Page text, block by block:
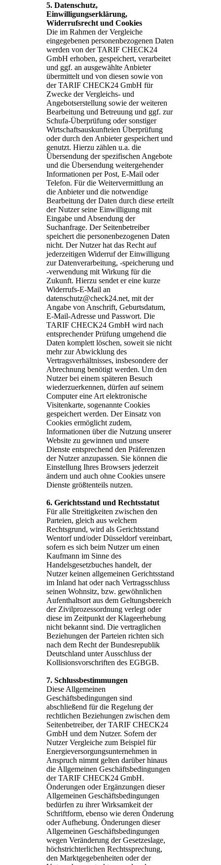
5. Datenschutz,
Einwilligungserklärung,
Widerrufsrecht und Cookies
Die im Rahmen der Vergleiche
eingegebenen personenbezogenen Daten
werden von der TARIF CHECK24
GmbH erhoben, gespeichert, verarbeitet
und ggf. an ausgewählte Anbieter
übermittelt und von diesen sowie von
der TARIF CHECK24 GmbH für
Zwecke der Vergleichs- und
Angebotserstellung sowie der weiteren
Bearbeitung und Betreuung und ggf. zur
Schufa-Überprüfung oder sonstiger
Wirtschaftsauskunfteien Überprüfung
oder durch den Anbieter gespeichert und
genutzt. Hierzu zählen u.a. die
Übersendung der spezifischen Angebote
und die Übersendung weitergehender
Informationen per Post, E-Mail oder
Telefon. Für die Weitervermittlung an
die Anbieter und die notwendige
Bearbeitung der Daten durch diese erteilt
der Nutzer seine Einwilligung mit
Eingabe und Absendung der
Suchanfrage. Der Seitenbetreiber
speichert die personenbezogenen Daten
nicht. Der Nutzer hat das Recht auf
jederzeitigen Widerruf der Einwilligung
zur Datenverarbeitung, -speicherung und
-verwendung mit Wirkung für die
Zukunft. Hierzu sendet er eine kurze
Widerrufs-E-Mail an
datenschutz@check24.net, mit der
Angabe von Anschrift, Geburtsdatum,
E-Mail-Adresse und Passwort. Die
TARIF CHECK24 GmbH wird nach
entsprechender Prüfung umgehend die
Daten komplett löschen, soweit sie nicht
mehr zur Abwicklung des
Vertragsverhältnisses, insbesondere der
Abrechnung benötigt werden. Um den
Nutzer bei einem späteren Besuch
wiederzuerkennen, dürfen auf seinem
Computer eine Art elektronische
Visitenkarte, sogenannte Cookies
gespeichert werden. Der Einsatz von
Cookies ermöglicht zudem,
Informationen über die Nutzung unserer
Website zu gewinnen und unsere
Dienste entsprechend den Präferenzen
der Nutzer anzupassen. Sie können die
Einstellung Ihres Browsers jederzeit
ändern und auch ohne Cookies unsere
Dienste größtenteils nutzen.
6. Gerichtsstand und Rechtsstatut
Für alle Streitigkeiten zwischen den
Parteien, gleich aus welchem
Rechtsgrund, wird als Gerichtsstand
Wentorf und/oder Düsseldorf vereinbart,
sofern es sich beim Nutzer um einen
Kaufmann im Sinne des
Handelsgesetzbuches handelt, der
Nutzer keinen allgemeinen Gerichtsstand
im Inland hat oder nach Vertragsschluss
seinen Wohnsitz, bzw. gewöhnlichen
Aufenthaltsort aus dem Geltungsbereich
der Zivilprozessordnung verlegt oder
diese im Zeitpunkt der Klageerhebung
nicht bekannt sind. Die vertraglichen
Beziehungen der Parteien richten sich
nach dem Recht der Bundesrepublik
Deutschland unter Ausschluss der
Kollisionsvorschriften des EGBGB.
7. Schlussbestimmungen
Diese Allgemeinen
Geschäftsbedingungen sind
abschließend für die Regelung der
rechtlichen Beziehungen zwischen dem
Seitenbetreiber, der TARIF CHECK24
GmbH und dem Nutzer. Sofern der
Nutzer Vergleiche zum Beispiel für
Energieversorgungsunternehmen in
Anspruch nimmt gelten darüber hinaus
die Allgemeinen Geschäftsbedingungen
der TARIF CHECK24 GmbH.
Önderungen oder Ergänzungen dieser
Allgemeinen Geschäftsbedingungen
bedürfen zu ihrer Wirksamkeit der
Schriftform, ebenso wie deren Önderung
oder Aufhebung. Önderungen dieser
Allgemeinen Geschäftsbedingungen
wegen Veränderung der Gesetzeslage,
höchstrichterlichen Rechtssprechung,
den Marktgegebenheiten oder der